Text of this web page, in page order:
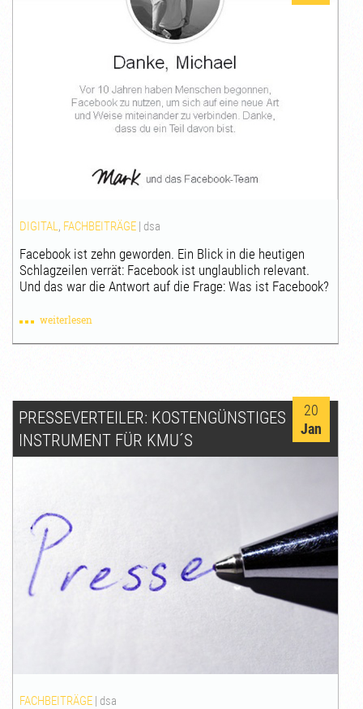
DIGITAL, FACHBEITRÄGE dsa
Facebook ist zehn geworden. Ein Blick in die heutigen
Schlagzeilen verrät: Facebook ist unglaublich relevant.
Und das war die Antwort auf die Frage: Was ist Facebook?
weiterlesen
PRESSEVERTEILER: KOSTENGÜNSTIGES
INSTRUMENT FÜR KMU´S
20
Jan
FACHBEITRÄGE | dsa